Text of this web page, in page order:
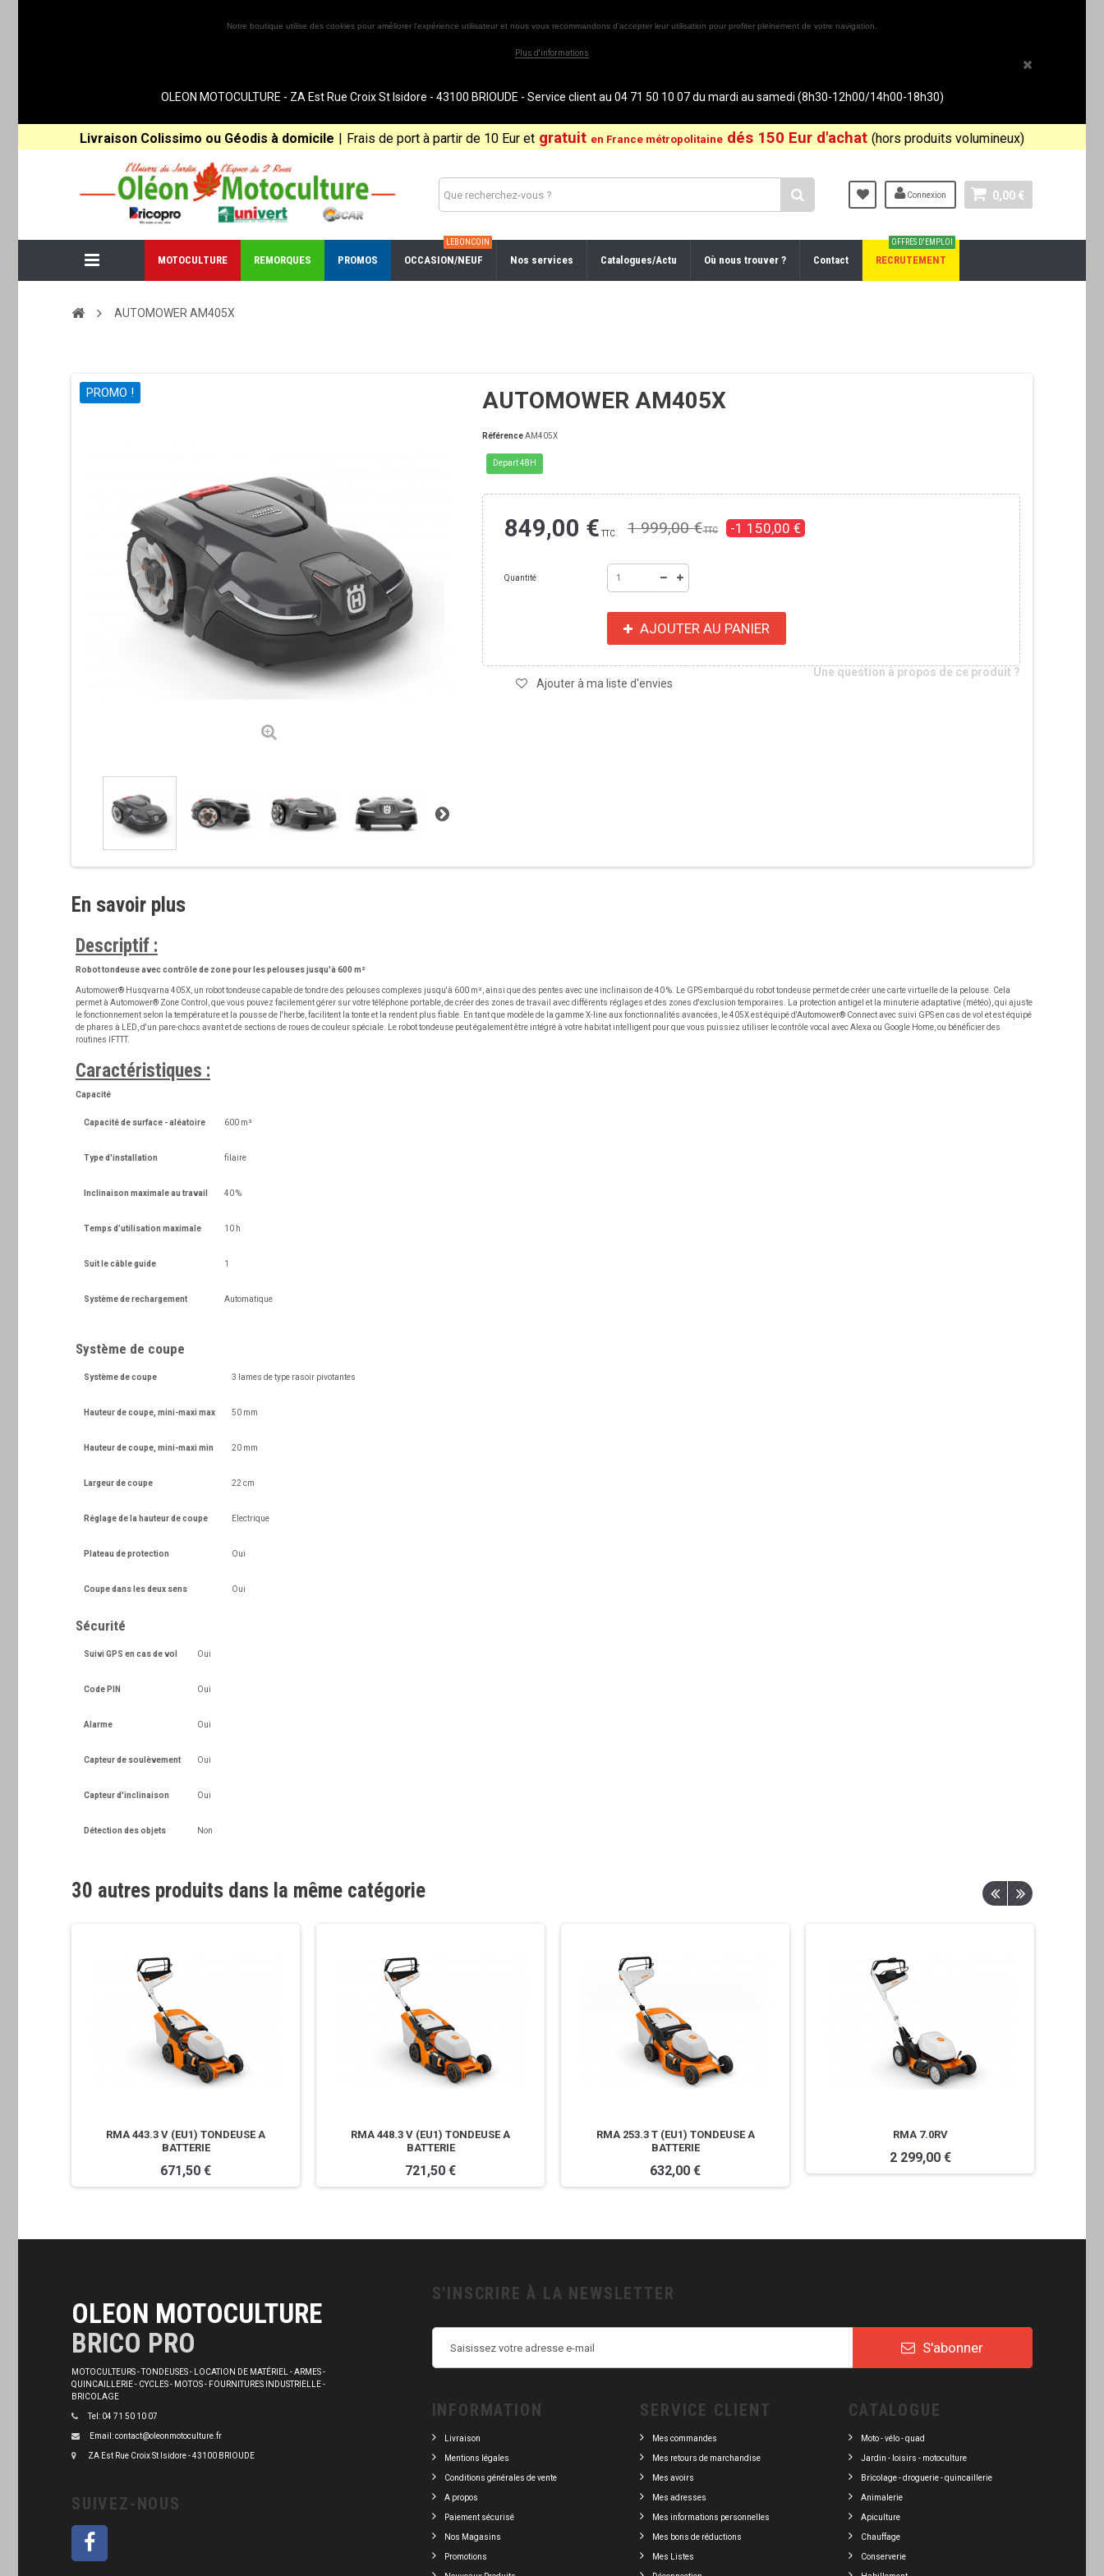
Notre boutique utilise des cookies pour améliorer l'expérience utilisateur et nous vous recommandons d'accepter leur utilisation pour profiter pleinement de votre navigation.
Plus d'informations
OLEON MOTOCULTURE - ZA Est Rue Croix St Isidore - 43100 BRIOUDE - Service client au 04 71 50 10 07 du mardi au samedi (8h30-12h00/14h00-18h30)
Livraison Colissimo ou Géodis à domicile | Frais de port à partir de 10 Eur et gratuit en France métropolitaine dés 150 Eur d'achat (hors produits volumineux)
0,00 €
Connexion
MOTOCULTURE REMORQUES PROMOS OCCASION/NEUF
LEBONCOIN
Nos services Catalogues/Actu Où nous trouver ? Contact RECRUTEMENT
OFFRES D'EMPLOI
AUTOMOWER AM405X
PROMO ! AUTOMOWER AM405X
RéférenceAM405X
Depart 48H
849,00 €TTC 1 999,00 €TTC -1 150,00 €
Quantité
AJOUTER AU PANIER
Ajouter à ma liste d'envies
Une question à propos de ce produit ?
En savoir plus
Descriptif :
Robot tondeuse avec contrôle de zone pour les pelouses jusqu'à 600 m²
Automower® Husqvarna 405X, un robot tondeuse capable de tondre des pelouses complexes jusqu'à 600 m², ainsi que des pentes avec une inclinaison de 40 %. Le GPS embarqué du robot tondeuse permet de créer une carte virtuelle de la pelouse. Cela
permet à Automower® Zone Control, que vous pouvez facilement gérer sur votre téléphone portable, de créer des zones de travail avec différents réglages et des zones d'exclusion temporaires. La protection antigel et la minuterie adaptative (météo), qui ajuste
le fonctionnement selon la température et la pousse de l'herbe, facilitent la tonte et la rendent plus fiable. En tant que modèle de la gamme X-line aux fonctionnalités avancées, le 405X est équipé d'Automower® Connect avec suivi GPS en cas de vol et est équipé
de phares à LED, d'un pare-chocs avant et de sections de roues de couleur spéciale. Le robot tondeuse peut également être intégré à votre habitat intelligent pour que vous puissiez utiliser le contrôle vocal avec Alexa ou Google Home, ou bénéficier des
routines IFTTT.
Caractéristiques :
Capacité
Capacité de surface - aléatoire 600 m²
Type d'installation filaire
Inclinaison maximale au travail 40 %
Temps d’utilisation maximale 10 h
Suit le câble guide 1
Système de rechargement Automatique
Système de coupe
Système de coupe 3 lames de type rasoir pivotantes
Hauteur de coupe, mini-maxi max 50 mm
Hauteur de coupe, mini-maxi min 20 mm
Largeur de coupe 22 cm
Réglage de la hauteur de coupe Electrique
Plateau de protection Oui
Coupe dans les deux sens Oui
Sécurité
Suivi GPS en cas de vol Oui
Code PIN Oui
Alarme Oui
Capteur de soulèvement Oui
Capteur d'inclinaison Oui
Détection des objets Non
30 autres produits dans la même catégorie
RMA 443.3 V (EU1) TONDEUSE A
BATTERIE
671,50 €
RMA 448.3 V (EU1) TONDEUSE A
BATTERIE
721,50 €
RMA 253.3 T (EU1) TONDEUSE A
BATTERIE
632,00 €
RMA 7.0RV
2 299,00 €
OLEON MOTOCULTURE
BRICO PRO
MOTOCULTEURS - TONDEUSES - LOCATION DE MATÉRIEL - ARMES -
QUINCAILLERIE - CYCLES - MOTOS - FOURNITURES INDUSTRIELLE -
BRICOLAGE
Tel: 04 71 50 10 07
Email: contact@oleonmotoculture.fr
ZA Est Rue Croix St Isidore - 43100 BRIOUDE
SUIVEZ-NOUS
S'INSCRIRE À LA NEWSLETTER
S'abonner
INFORMATION
Livraison
Mentions légales
Conditions générales de vente
A propos
Paiement sécurisé
Nos Magasins
Promotions
SERVICE CLIENT
Mes commandes
Mes retours de marchandise
Mes avoirs
Mes adresses
Mes informations personnelles
Mes bons de réductions
Mes Listes
CATALOGUE
Moto - vélo - quad
Jardin - loisirs - motoculture
Bricolage - droguerie - quincaillerie
Animalerie
Apiculture
Chauffage
Conserverie